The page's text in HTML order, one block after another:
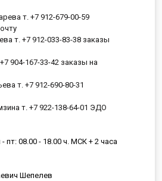
т. +7 912-679-00-59
т. +7 912-033-83-38 заказы
904-167-33-42 заказы на
т. +7 912-690-80-31
т. +7 922-138-64-01 ЭДО
пт: 08.00 - 18.00 ч. МСК + 2 часа
Шепелев